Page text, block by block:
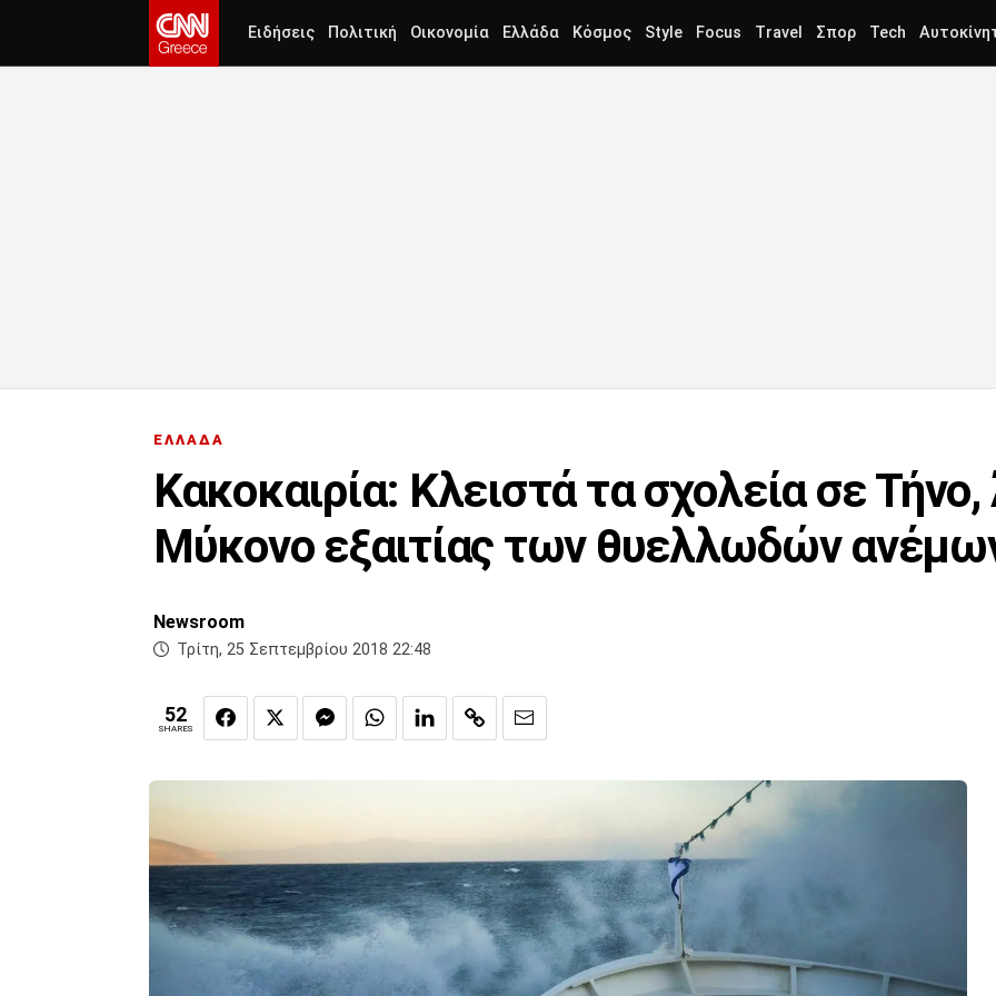
Ειδήσεις Πολιτική Οικονομία Ελλάδα Κόσμος Style Focus Travel Σπορ Tech
ΕΛΛΑΔΑ
Κακοκαιρία: Κλειστά τα σχολεία σε Τήνο,
Μύκονο εξαιτίας των θυελλωδών
Newsroom
Τρίτη, 25 Σεπτεμβρίου 2018 22:48
52
SHARES